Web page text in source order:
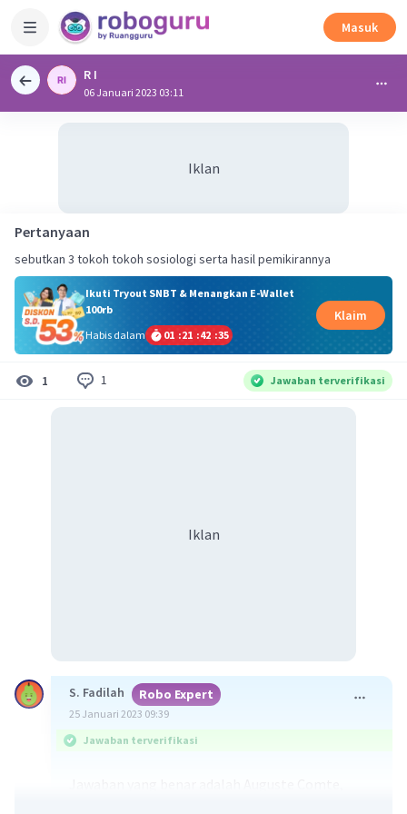
Masuk
R I
06 Januari 2023 03:11
Iklan
Pertanyaan
sebutkan 3 tokoh tokoh sosiologi serta hasil pemikirannya
Ikuti Tryout SNBT & Menangkan E-Wallet
100rb
Habis dalam
01 :21 :42 :34
Klaim
1 1 Jawaban terverifikasi
Iklan
S. Fadilah Robo Expert
25 Januari 2023 09:39
Jawaban terverifikasi